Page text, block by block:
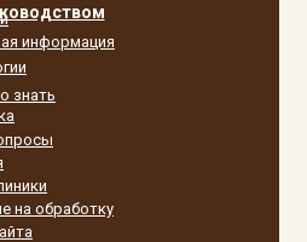
знать
информация
на обработку